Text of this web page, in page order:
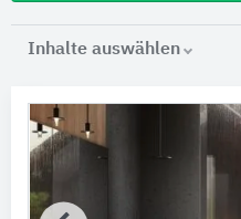
Inhalte auswählen